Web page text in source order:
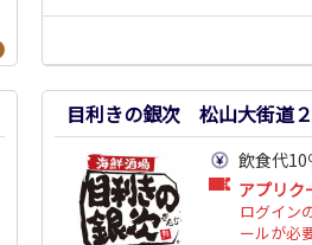
目利きの銀次 松山大街道
飲食代10
アプリク
ログイン
ールが必